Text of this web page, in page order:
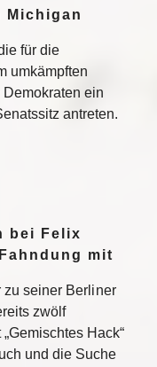
Michigan
für die
umkämpften
ein
antreten.
bei Felix
mit
seiner Berliner
zwölf
Hack“
und die Suche